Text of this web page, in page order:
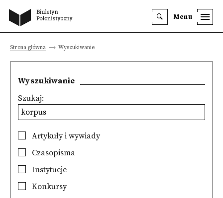
Menu
Strona główna Wyszukiwanie
Wyszukiwanie
Szukaj:
Artykuły i wywiady
Czasopisma
Instytucje
Konkursy